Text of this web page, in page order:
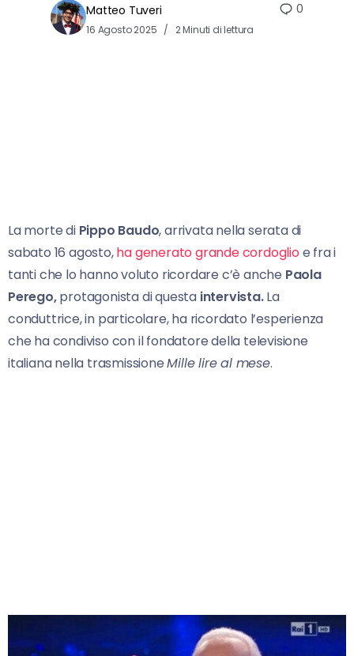
Matteo Tuveri
16 Agosto 2025 2 Minuti di lettura
0
La morte di Pippo Baudo, arrivata nella serata di
sabato 16 agosto,ha generato grande cordoglioe fra i
tanti che lo hanno voluto ricordare c’è anche Paola
Perego,protagonista di questa intervista.La
conduttrice, in particolare, ha ricordato l’esperienza
che ha condiviso con il fondatore della televisione
italiana nella trasmissioneMille lire al mese.